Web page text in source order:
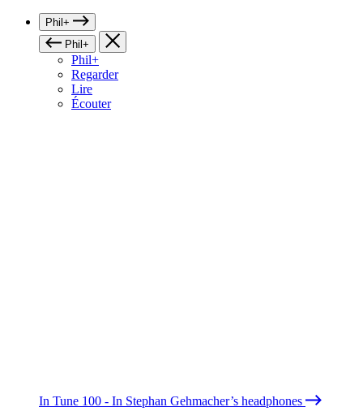
Phil+
Phil+
Phil+
Regarder
Lire
Écouter
In Tune 100 - In Stephan Gehmacher’s headphones